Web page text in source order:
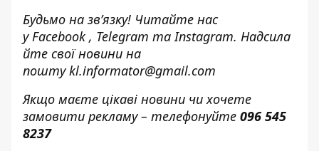
Будьмо на зв’язку! Читайте нас
уFacebook, Telegram таInstagram. Надсила
йте свої новини на
поштуkl.informator@gmail.com
Якщо маєте цікаві новини чи хочете
замовити рекламу – телефонуйте 096 545
8237